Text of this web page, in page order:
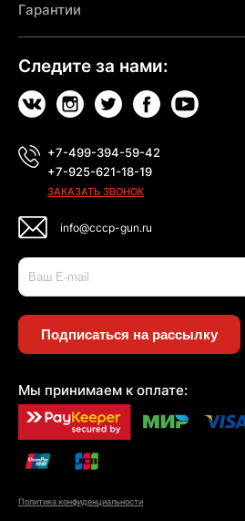
Гарантии
Следите за нами:
+7-499-394-59-42
+7-925-621-18-19
ЗАКАЗАТЬ ЗВОНОК
info@cccp-gun.ru
Подписаться на рассылку
Мы принимаем к оплате:
Политика конфиденциальности